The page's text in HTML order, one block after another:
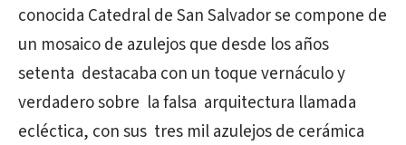
conocida Catedral de San Salvador se compone de
un mosaico de azulejos que desde los años
setenta destacaba con un toque vernáculo y
verdadero sobre la falsa arquitectura llamada
ecléctica, con sus tres mil azulejos de cerámica